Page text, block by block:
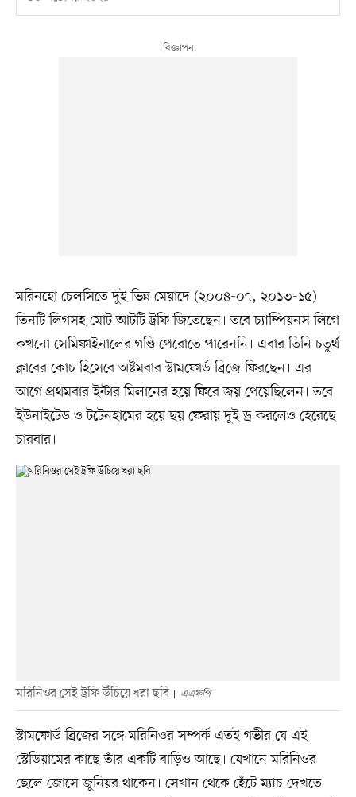
মরিনহো চেলসিতে দুই ভিন্ন মেয়াদে (২০০৪-০৭, ২০১৩-১৫)
তিনটি লিগসহ মোট আটটি ট্রফি জিতেছেন। তবে চ্যাম্পিয়নস লিগে
কখনো সেমিফাইনালের গণ্ডি পেরোতে পারেননি। এবার তিনি চতুর্থ
ক্লাবের কোচ হিসেবে অষ্টমবার স্টামফোর্ড ব্রিজে ফিরছেন। এর
আগে প্রথমবার ইন্টার মিলানের হয়ে ফিরে জয় পেয়েছিলেন। তবে
ইউনাইটেড ও টটেনহামের হয়ে ছয় ফেরায় দুই ড্র করলেও হেরেছে
চারবার।
মরিনিওর সেই ট্রফি উঁচিয়ে ধরা ছবি এএফপি
স্টামফোর্ড ব্রিজের সঙ্গে মরিনিওর সম্পর্ক এতই গভীর যে এই
স্টেডিয়ামের কাছে তাঁর একটি বাড়িও আছে। যেখানে মরিনিওর
ছেলে জোসে জুনিয়র থাকেন। সেখান থেকে হেঁটে ম্যাচ দেখতে